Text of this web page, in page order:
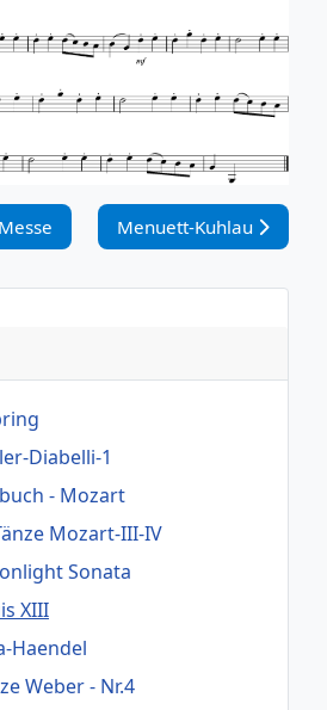
GL-710- Haydn Messe
Nächster Beitrag:
Menuett-Kuhlau
Diabelli-1
- Mozart
Mozart-III-IV
Sonata
XIII
Haendel
Weber - Nr.4